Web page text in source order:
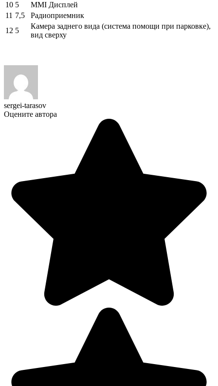
10 5
MMI Дисплей
11 7,5
Радиоприемник
12 5
Камера заднего вида (система помощи при парковке),
вид сверху
sergei-tarasov
Оцените автора